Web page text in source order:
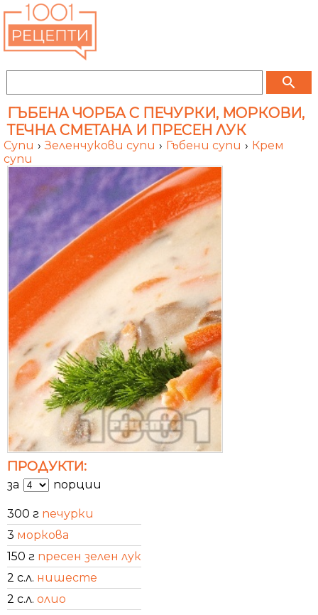
search
ГЪБЕНА ЧОРБА С ПЕЧУРКИ, МОРКОВИ,
ТЕЧНА СМЕТАНА И ПРЕСЕН ЛУК
Супи › Зеленчукови супи › Гъбени супи › Крем
супи
ПРОДУКТИ:
за порции
300 г печурки
3 моркова
150 г пресен зелен лук
2 с.л. нишесте
2 с.л. олио